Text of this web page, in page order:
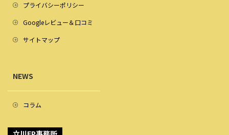
プライバシーポリシー
Googleレビュー＆口コミ
サイトマップ
NEWS
コラム